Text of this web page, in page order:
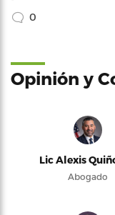
0
Opinión y
Lic Alexis
Abogado